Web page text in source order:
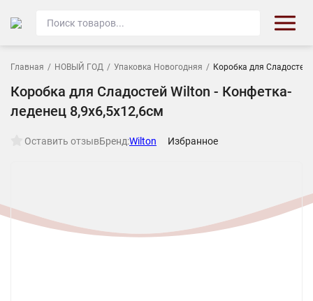
Главная / НОВЫЙ ГОД / Упаковка Новогодняя / Коробка для Сладостей
Коробка для Сладостей Wilton - Конфетка-
леденец 8,9х6,5х12,6см
Оставить отзывБренд:Wilton Избранное